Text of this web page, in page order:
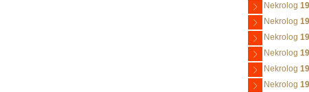
Nekrolog
Nekrolog
Nekrolog
Nekrolog
Nekrolog
Nekrolog